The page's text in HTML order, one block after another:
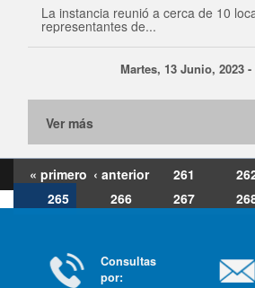
La instancia reunió a cerca de 10
representantes de...
Martes, 13 Junio, 2023 -
Ver más
« primero ‹ anterior 261
265
266 267
Consultas
por: